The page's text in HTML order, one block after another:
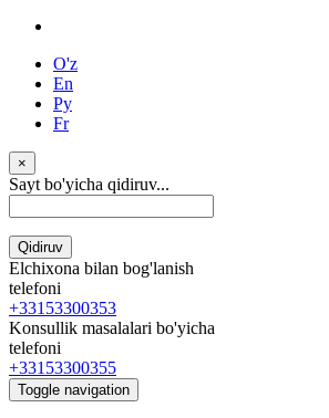
O'z
En
Ру
Fr
×
Sayt bo'yicha qidiruv...
Qidiruv
Elchixona bilan bog'lanish
telefoni
+33153300353
Konsullik masalalari bo'yicha
telefoni
+33153300355
Toggle navigation